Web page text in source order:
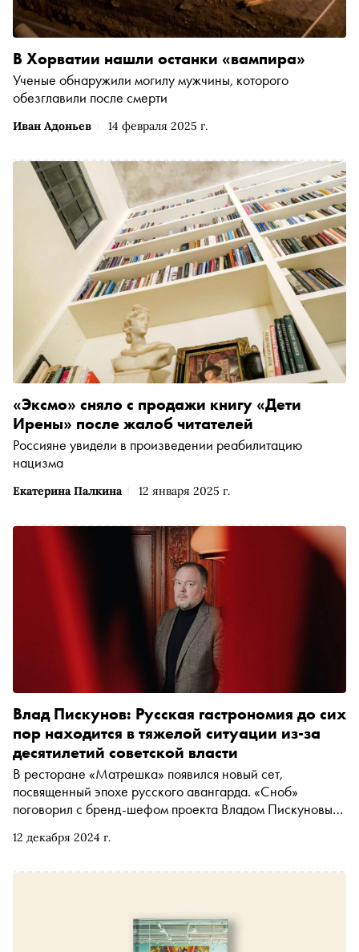
Иван Адоньев 14 февраля 2025 г.
В Хорватии нашли останки «вампира»
Ученые обнаружили могилу мужчины, которого
обезглавили после смерти
Екатерина Палкина 12 января 2025 г.
«Эксмо» сняло с продажи книгу «Дети
Ирены» после жалоб читателей
Россияне увидели в произведении реабилитацию
нацизма
12 декабря 2024 г.
Влад Пискунов: Русская гастрономия до сих
пор находится в тяжелой ситуации из-за
десятилетий советской власти
В ресторане «Матрешка» появился новый сет,
посвященный эпохе русского авангарда. «Сноб»
поговорил с бренд-шефом проекта Владом Пискуновым,
авангардной еде, гастрономии времен НЭПа, вкусах,
русская кухня, если бы не революция 1917 года